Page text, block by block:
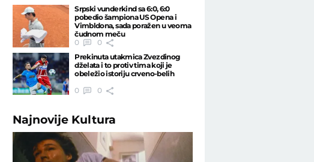
Srpski vunderkind sa 6:0, 6:0
pobedio šampiona US Opena i
Vimbldona, sada poražen u veoma
čudnom meču
0
0
Prekinuta utakmica Zvezdinog
dželata i to protiv tima koji je
obeležio istoriju crveno-belih
0
0
Najnovije Kultura